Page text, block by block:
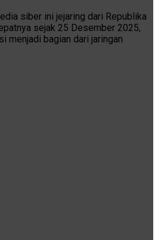
siber ini jejaring dari Republika
sejak 25 Desember 2025,
menjadi bagian dari jaringan